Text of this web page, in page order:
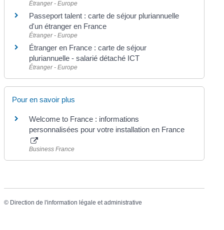
Étranger - Europe
Passeport talent : carte de séjour pluriannuelle
d'un étranger en France
Étranger - Europe
Étranger en France : carte de séjour
pluriannuelle - salarié détaché ICT
Étranger - Europe
Pour en savoir plus
Welcome to France : informations
personnalisées pour votre installation en France
Business France
© Direction de l'information légale et administrative